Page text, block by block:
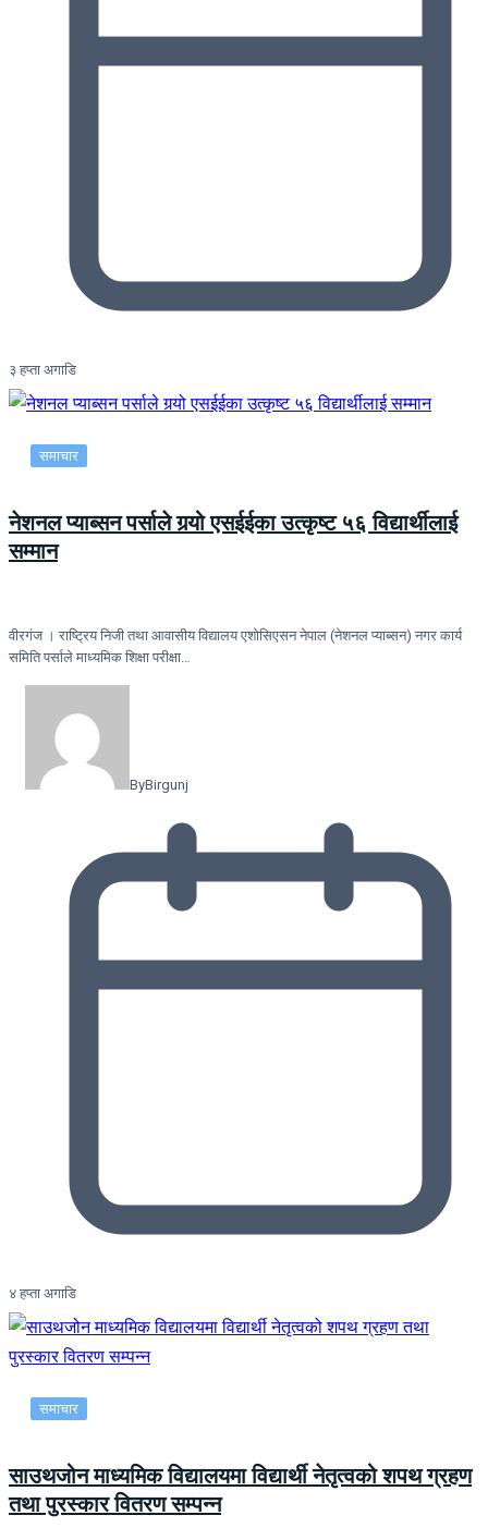
३ हप्ता अगाडि
समाचार
नेशनल प्याब्सन पर्साले गर्‍यो एसईईका उत्कृष्ट ५६ विद्यार्थीलाई
सम्मान
वीरगंज । राष्ट्रिय निजी तथा आवासीय विद्यालय एशोसिएसन नेपाल (नेशनल प्याब्सन) नगर कार्य
समिति पर्साले माध्यमिक शिक्षा परीक्षा…
ByBirgunj
४ हप्ता अगाडि
समाचार
साउथजोन माध्यमिक विद्यालयमा विद्यार्थी नेतृत्वको शपथ ग्रहण
तथा पुरस्कार वितरण सम्पन्न